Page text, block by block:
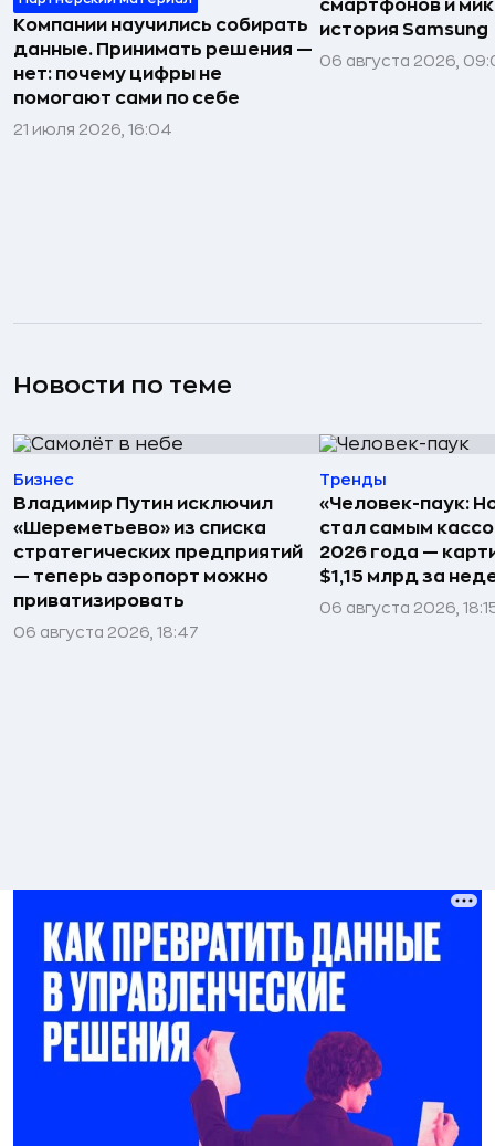
Компании научились собирать
данные. Принимать решения —
нет: почему цифры не
помогают сами по себе
21 июля 2026, 16:04
смартфонов и
история Samsung
06 августа 2026,
Новости по теме
Бизнес
Владимир Путин исключил
«Шереметьево» из списка
стратегических предприятий
— теперь аэропорт можно
приватизировать
06 августа 2026, 18:47
Тренды
«Человек-паук:
стал самым
2026 года —
$1,15 млрд за
06 августа 2026,